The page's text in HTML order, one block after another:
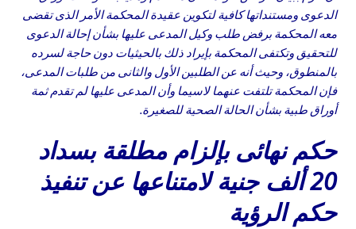
الدعوى ومستنداتها كافية لتكوين عقيدة المحكمة الأمر الذى تقضى
معه المحكمة برفض طلب وكيل المدعى عليها بشأن إحالة الدعوى
للتحقيق وتكتفى المحكمة بإيراد ذلك بالحيثيات دون حاجة لسرده
بالمنطوق، وحيث أنه عن الطلبين الأول والثانى من طلبات المدعى،
فإن المحكمة تلتفت عنهما لاسيما وأن المدعى عليها لم تقدم ثمة
أوراق طبية بشأن الحالة الصحية للصغيرة.
حكم نهائى بإلزام مطلقة بسداد
20 ألف جنية لامتناعها عن تنفيذ
حكم الرؤية